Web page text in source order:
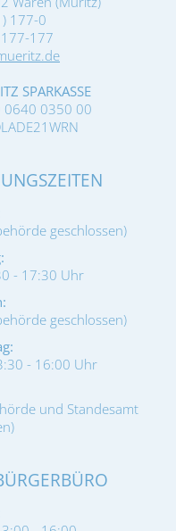
177-0
177
SPARKASSE
0640 0350 00
geschlossen)
- 17:30 Uhr
geschlossen)
- 16:00 Uhr
und Standesamt